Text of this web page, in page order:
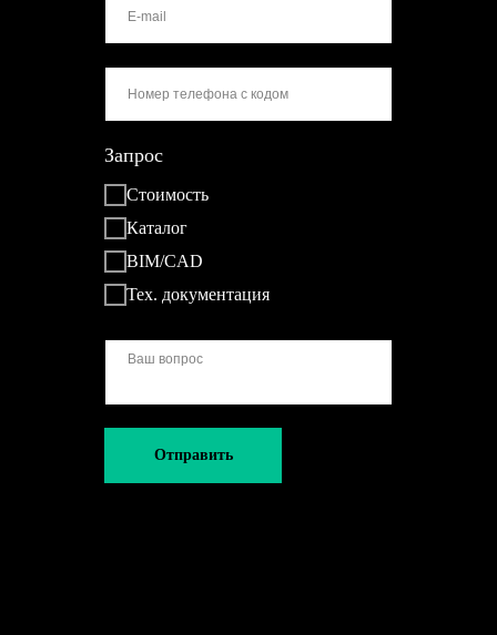
Запрос
Стоимость
Каталог
BIM/CAD
Тех. документация
Отправить